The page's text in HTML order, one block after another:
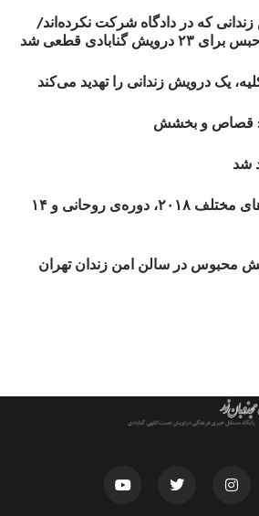
۲۳ درویش زندانی که در دادگاه شرکت نکرده‌اند/
یک درویش زندانی را تهدید می‌کند
شد
روند اعدام‌ها در ماه‌های مختلف ۲۰۱۸، دوره‌ی روحانی و ۱۴
محبوس در سالن امن زندان تهران